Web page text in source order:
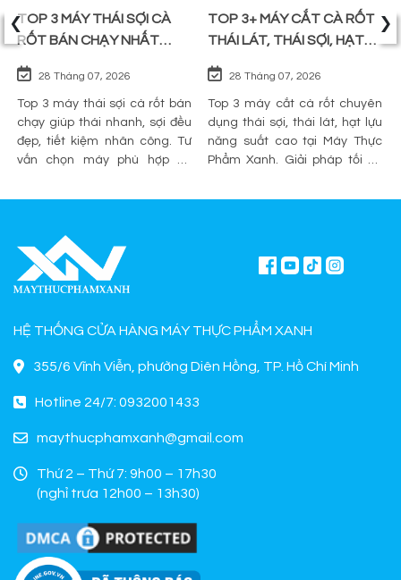
TOP 3 MÁY THÁI SỢI CÀ
RỐT BÁN CHẠY NHẤT
TRÊN THỊ TRƯỜNG
28 Tháng 07, 2026
Top 3 máy thái sợi cà rốt bán
chạy giúp thái nhanh, sợi đều
đẹp, tiết kiệm nhân công. Tư
vấn chọn máy phù hợp và
Phẩm Xanh.
TOP 3+ MÁY CẮT CÀ RỐT
THÁI LÁT, THÁI SỢI, HẠT
LỰU
28 Tháng 07, 2026
Top 3 máy cắt cà rốt chuyên
dụng thái sợi, thái lát, hạt lựu
năng suất cao tại Máy Thực
Phẩm Xanh. Giải pháp tối ưu
nghiệp.
‹ ›
HỆ THỐNG CỬA HÀNG MÁY THỰC PHẨM XANH
355/6 Vĩnh Viễn, phường Diên Hồng, TP. Hồ Chí Minh
Hotline 24/7: 0932001433
maythucphamxanh@gmail.com
Thứ 2 – Thứ 7: 9h00 – 17h30
(nghỉ trưa 12h00 – 13h30)